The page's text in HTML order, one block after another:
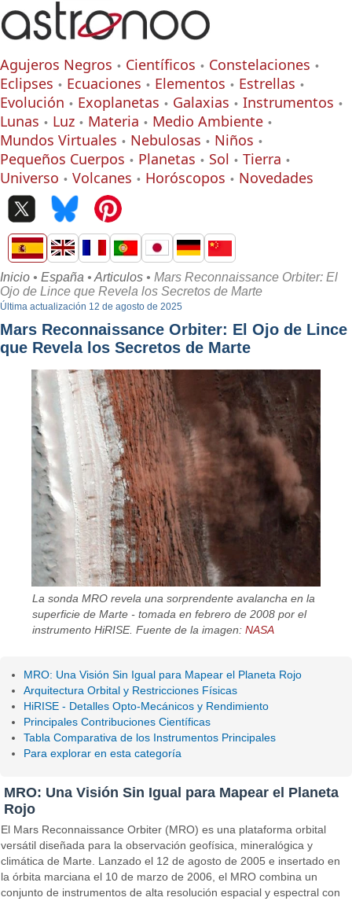
Agujeros Negros Científicos
Constelaciones
Eclipses
Ecuaciones Elementos
Estrellas
Evolución
Exoplanetas Galaxias
Instrumentos
Lunas
Luz Materia
Medio Ambiente
Mundos Virtuales
Nebulosas
Niños
Pequeños Cuerpos
Planetas Sol
Tierra
Universo
Volcanes Horóscopos Novedades
Inicio • España • Articulos • Mars Reconnaissance Orbiter: El
Ojo de Lince que Revela los Secretos de Marte
Última actualización 12 de agosto de 2025
Mars Reconnaissance Orbiter: El Ojo de Lince
que Revela los Secretos de Marte
La sonda MRO revela una sorprendente avalancha en la
superficie de Marte - tomada en febrero de 2008 por el
instrumento HiRISE. Fuente de la imagen:NASA
MRO: Una Visión Sin Igual para Mapear el Planeta Rojo
Arquitectura Orbital y Restricciones Físicas
HiRISE - Detalles Opto-Mecánicos y Rendimiento
Principales Contribuciones Científicas
Tabla Comparativa de los Instrumentos Principales
Para explorar en esta categoría
MRO: Una Visión Sin Igual para Mapear el Planeta
Rojo
El Mars Reconnaissance Orbiter (MRO) es una plataforma orbital
versátil diseñada para la observación geofísica, mineralógica y
climática de Marte. Lanzado el 12 de agosto de 2005 e insertado en
la órbita marciana el 10 de marzo de 2006, el MRO combina un
conjunto de instrumentos de alta resolución espacial y espectral con